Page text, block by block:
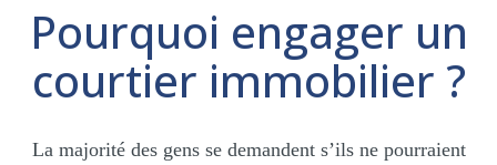
Pourquoi engager un
courtier immobilier ?
La majorité des gens se demandent s’ils ne pourraient